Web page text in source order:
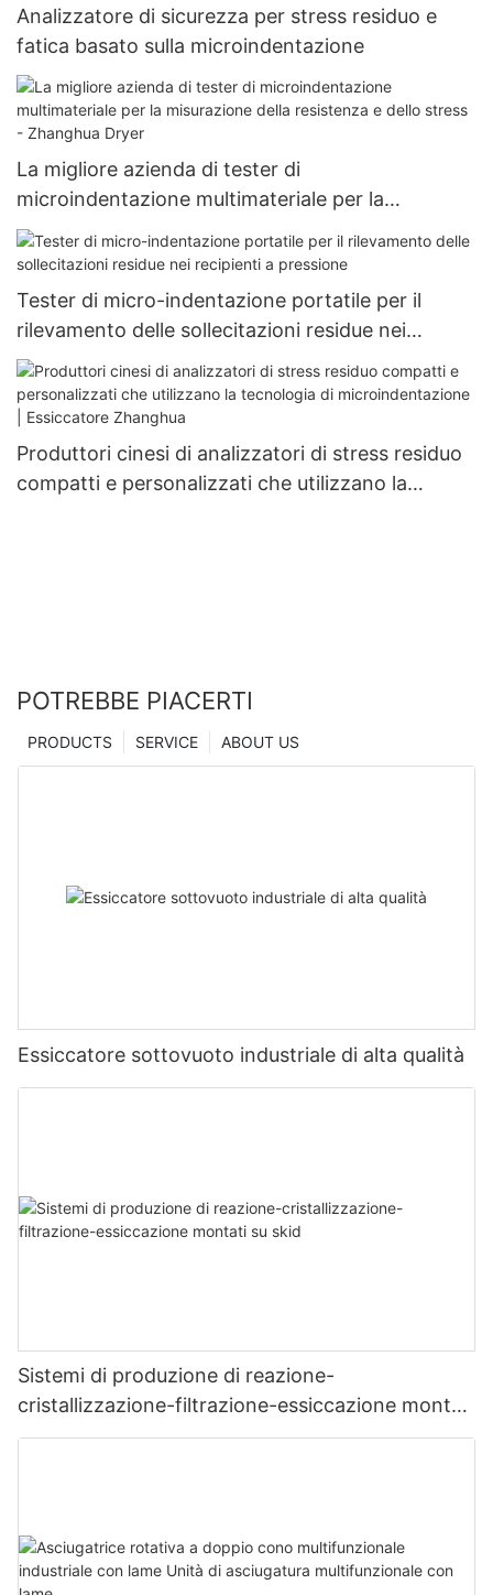
Analizzatore di sicurezza per stress residuo e
fatica basato sulla microindentazione
La migliore azienda di tester di
microindentazione multimateriale per la
misurazione della resistenza e dello stress -
Zhanghua Dryer
Tester di micro-indentazione portatile per il
rilevamento delle sollecitazioni residue nei
recipienti a pressione
Produttori cinesi di analizzatori di stress residuo
compatti e personalizzati che utilizzano la
POTREBBE PIACERTI
ABOUT US
SERVICE
PRODUCTS
Essiccatore sottovuoto industriale di alta qualità
Sistemi di produzione di reazione-
cristallizzazione-filtrazione-essiccazione montati
su skid